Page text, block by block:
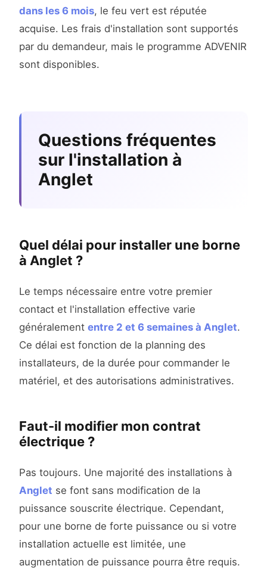
dans les 6 mois, le feu vert est réputée
acquise. Les frais d'installation sont supportés
par du demandeur, mais le programme ADVENIR
sont disponibles.
Questions fréquentes
sur l'installation à
Anglet
Quel délai pour installer une borne
à Anglet ?
Le temps nécessaire entre votre premier
contact et l'installation effective varie
généralement entre 2 et 6 semaines à Anglet.
Ce délai est fonction de la planning des
installateurs, de la durée pour commander le
matériel, et des autorisations administratives.
Faut-il modifier mon contrat
électrique ?
Pas toujours. Une majorité des installations à
Anglet se font sans modification de la
puissance souscrite électrique. Cependant,
pour une borne de forte puissance ou si votre
installation actuelle est limitée, une
augmentation de puissance pourra être requis.